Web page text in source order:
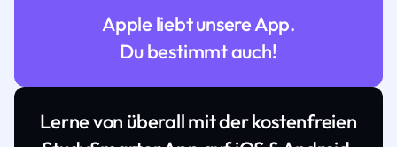
Apple liebt unsere App.
Du bestimmt auch!
Lerne von überall mit der kostenfreien